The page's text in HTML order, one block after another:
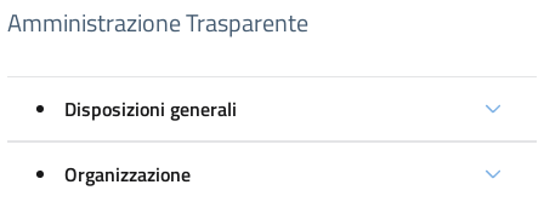
Amministrazione Trasparente
Disposizioni generali
Organizzazione